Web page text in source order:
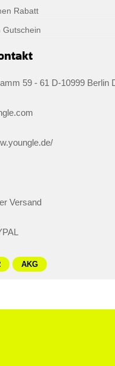
Rabatt
Gutschein
59 - 61 D-10999 Berlin
Versand
AKG